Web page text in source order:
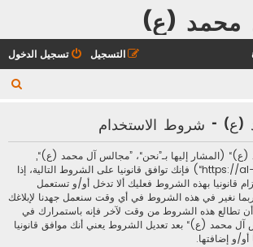
محمد (ع)
تسجيل الدخول التسجيل
- شروط الاستخدام
(المشار إليها بـ”نحن“، ”مجالس آل محمد (ع)“,
”https://al-majalis.org/forums“) فإنك توافق قانونيا على الشروط التالية، إذا
قانونيا بهذه الشروط فعليك ألا تدخل أو/و تستعمل
نغير في هذه الشروط في أي وقت سنعمل جهدنا لإبلاغك
أن تطالع هذه الشروط من وقت لآخر فإنه باستمرارك في
محمد (ع)“ بعد تعديل الشروط يعني أنك موافق قانونيا
أو/و إضافتها.